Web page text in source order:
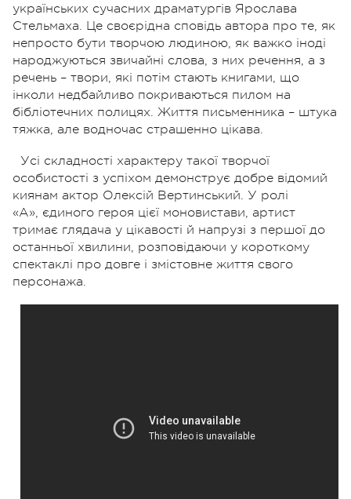
українських сучасних драматургів Ярослава
Стельмаха. Це своєрідна сповідь автора про те, як
непросто бути творчою людиною, як важко іноді
народжуються звичайні слова, з них речення, а з
речень – твори, які потім стають книгами, що
інколи недбайливо покриваються пилом на
бібліотечних полицях. Життя письменника – штука
тяжка, але водночас страшенно цікава.
Усі складності характеру такої творчої
особистості з успіхом демонструє добре відомий
киянам актор Олексій Вертинський. У ролі
«А», єдиного героя цієї моновистави, артист
тримає глядача у цікавості й напрузі з першої до
останньої хвилини, розповідаючи у короткому
спектаклі про довге і змістовне життя свого
персонажа.